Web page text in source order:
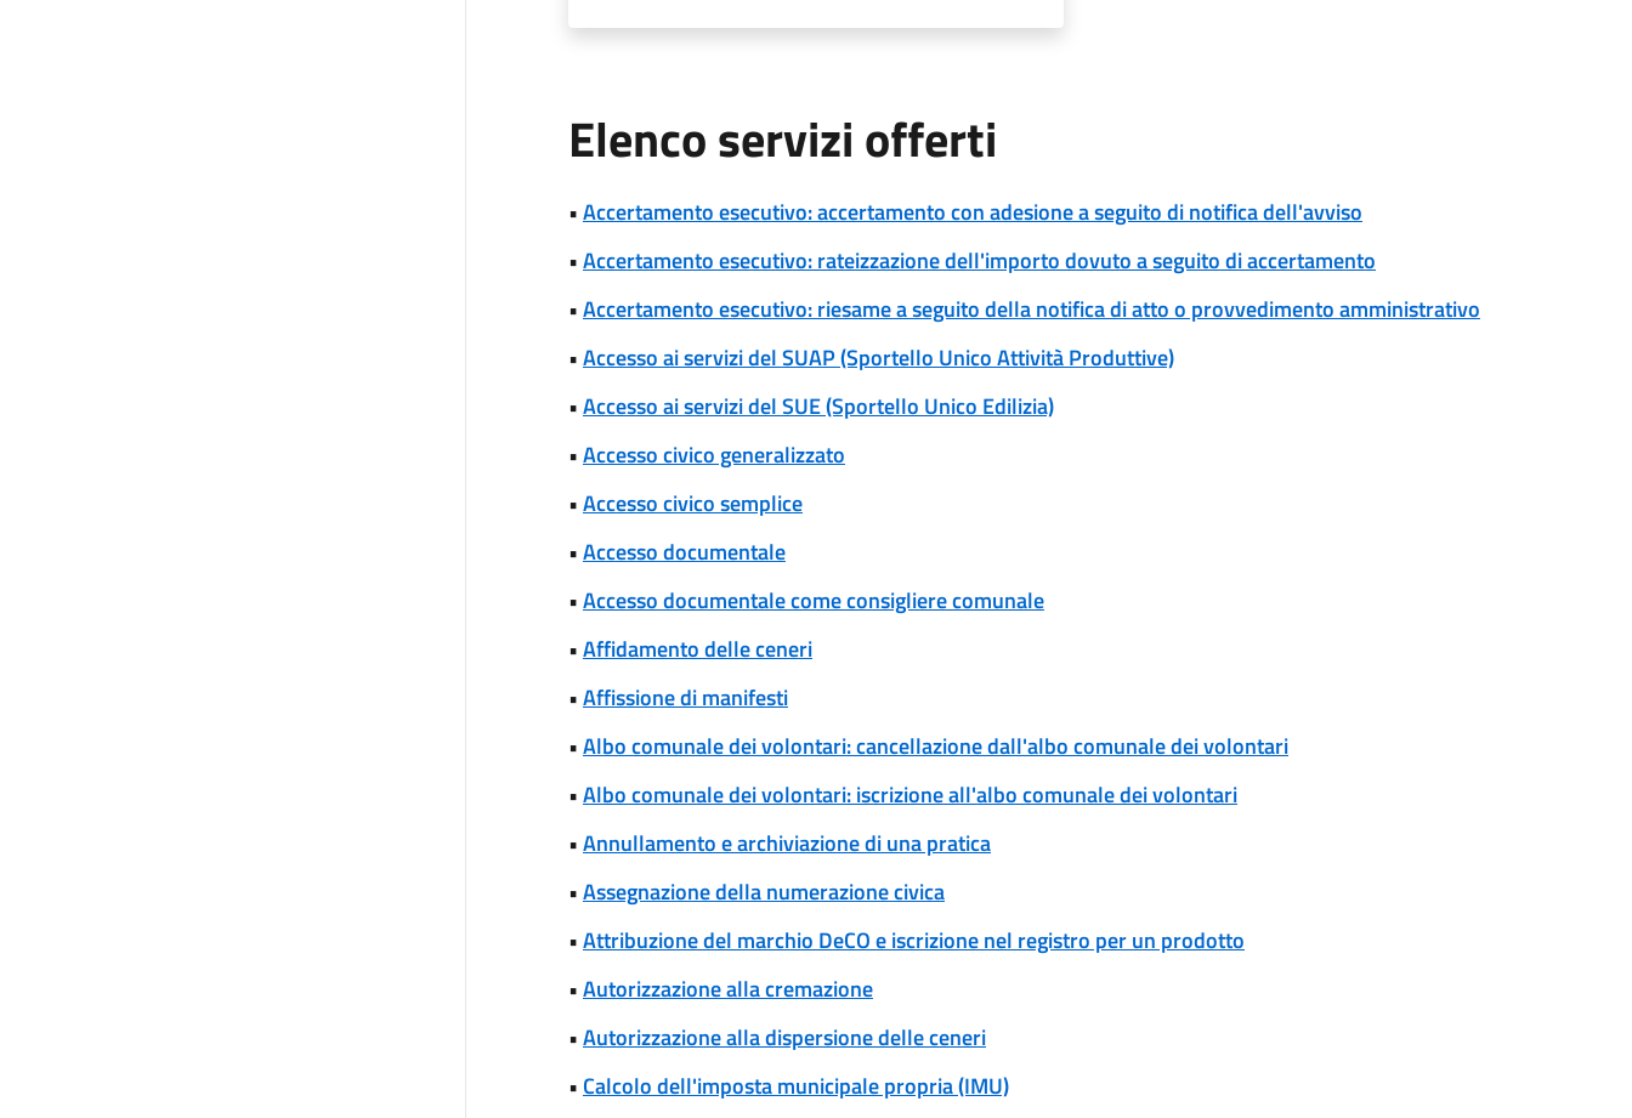
Elenco servizi offerti
•Accertamento esecutivo: accertamento con adesione a seguito di notifica dell'avviso
•Accertamento esecutivo: rateizzazione dell'importo dovuto a seguito di accertamento
•Accertamento esecutivo: riesame a seguito della notifica di atto o provvedimento amministrativo
•Accesso ai servizi del SUAP (Sportello Unico Attività Produttive)
•Accesso ai servizi del SUE (Sportello Unico Edilizia)
•Accesso civico generalizzato
•Accesso civico semplice
•Accesso documentale
•Accesso documentale come consigliere comunale
•Affidamento delle ceneri
•Affissione di manifesti
•Albo comunale dei volontari: cancellazione dall'albo comunale dei volontari
•Albo comunale dei volontari: iscrizione all'albo comunale dei volontari
•Annullamento e archiviazione di una pratica
•Assegnazione della numerazione civica
•Attribuzione del marchio DeCO e iscrizione nel registro per un prodotto
•Autorizzazione alla cremazione
•Autorizzazione alla dispersione delle ceneri
• Calcolo dell'imposta municipale propria (IMU)